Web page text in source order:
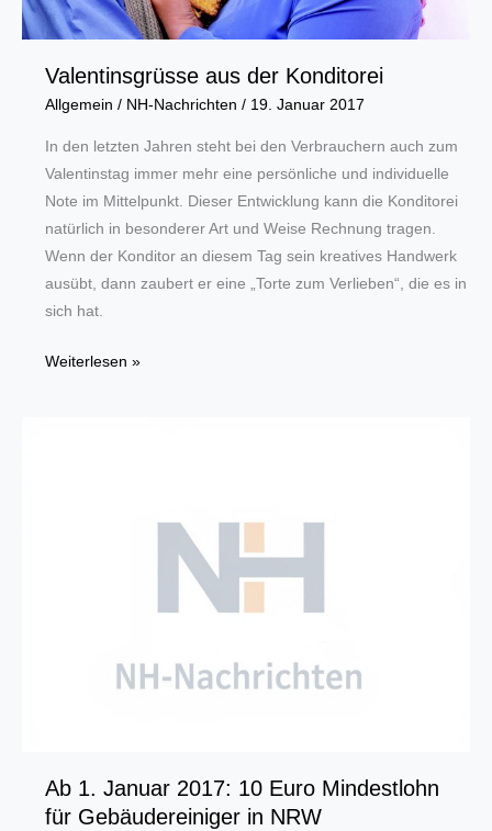
Valentinsgrüsse aus der Konditorei
Allgemein / NH-Nachrichten / 19. Januar 2017
In den letzten Jahren steht bei den Verbrauchern auch zum
Valentinstag immer mehr eine persönliche und individuelle
Note im Mittelpunkt. Dieser Entwicklung kann die Konditorei
natürlich in besonderer Art und Weise Rechnung tragen.
Wenn der Konditor an diesem Tag sein kreatives Handwerk
ausübt, dann zaubert er eine „Torte zum Verlieben“, die es in
sich hat.
Valentinsgrüsse
Weiterlesen »
Ab 1. Januar 2017: 10 Euro Mindestlohn
für Gebäudereiniger in NRW